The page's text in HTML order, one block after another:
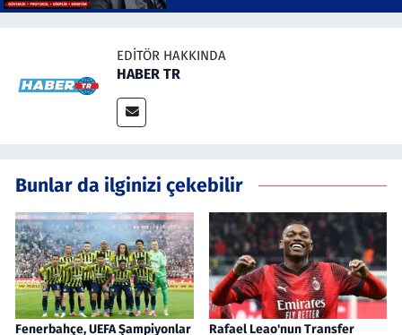
EDITÖR HAKKINDA
HABER TR
Bunlar da ilginizi çekebilir
Fenerbahçe, UEFA Şampiyonlar
Rafael Leao'nun Transfer